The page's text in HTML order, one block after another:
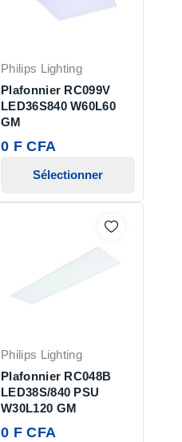
Philips Lighting
Plafonnier RC099V
LED36S840 W60L60
GM
0 F CFA
Sélectionner
Philips Lighting
Plafonnier RC048B
LED38S/840 PSU
W30L120 GM
0 F CFA